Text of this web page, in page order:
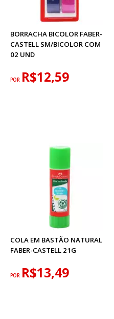
BORRACHA BICOLOR FABER-
CASTELL SM/BICOLOR COM
02 UND
POR R$12,59
COLA EM BASTÃO NATURAL
FABER-CASTELL 21G
POR R$13,49